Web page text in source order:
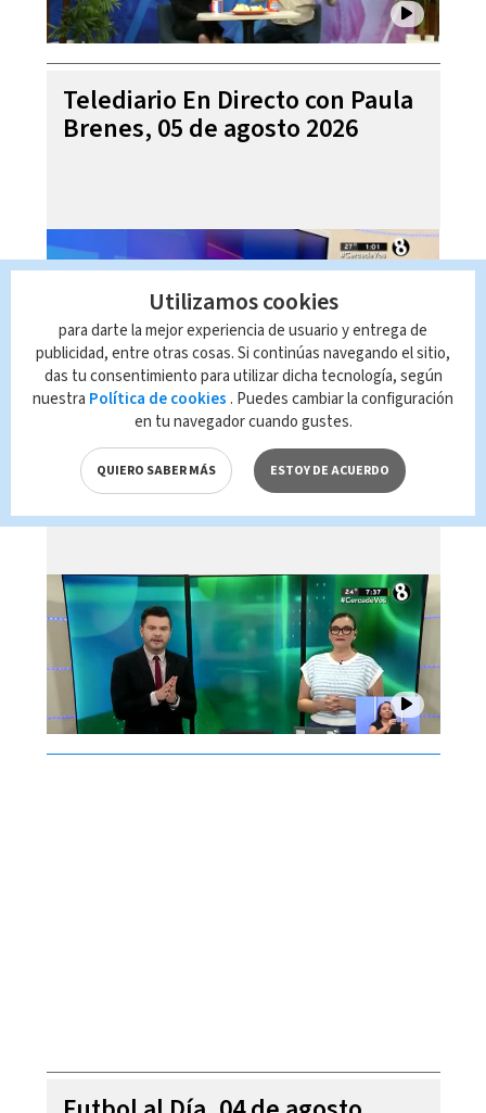
Telediario En Directo con Paula
Brenes, 05 de agosto 2026
Noticias Telediario Estelar, 04
de agosto 2026
Utilizamos cookies
para darte la mejor experiencia de usuario y entrega de
publicidad, entre otras cosas. Si continúas navegando el sitio,
das tu consentimiento para utilizar dicha tecnología, según
nuestra Política de cookies . Puedes cambiar la configuración
en tu navegador cuando gustes.
QUIERO SABER MÁS ESTOY DE ACUERDO